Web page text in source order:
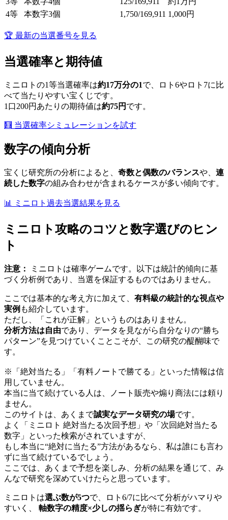
4等
本数字3個 1,750/169,911 1,000円
🏆 最新の当選番号を見る
当選確率と期待値
ミニロトの1等当選確率は約17万分の1で、ロト6やロト7に比
べて当たりやすい宝くじです。
1口200円あたりの期待値は約75円 です。
🧮 当選確率シミュレーションを試す
数字の傾向分析
宝くじ研究所の分析によると、 奇数と偶数のバランスや、 連
続した数字の組み合わせが含まれるケースが多い傾向です。
📊 ミニロト過去当選結果を見る
ミニロト攻略のコツと数字選びのヒン
ト
注意：
ミニロトは確率ゲームです。以下は統計的傾向に基
づく分析例であり、当選を保証するものではありません。
ここでは基本的な考え方に加えて、 有料級の統計的な視点や
実例 も紹介しています。
ただし、「これが正解」というものはありません。
分析方法は自由であり、データを見ながら自分なりの“勝ち
パターン”を見つけていくことこそが、この研究の醍醐味で
す。
※「絶対当たる」「有料ノートで勝てる」といった情報は信
用していません。
本当に当て続けている人は、ノート販売や煽り商法には頼り
ません。
このサイトは、あくまで誠実なデータ研究の場です。
よく「ミニロト 絶対当たる次回予想」や「次回絶対当たる
数字」といった検索がされていますが、
もし本当に“絶対に当たる”方法があるなら、私は誰にも言わ
ずに当て続けているでしょう。
ここでは、あくまで予想を楽しみ、分析の結果を通じて、み
んなで研究を深めていけたらと思っています。
ミニロトは選ぶ数が5つで、ロト6/7に比べて分析がハマりや
すいく、 軸数字の精度×少しの揺らぎが特に有効です。